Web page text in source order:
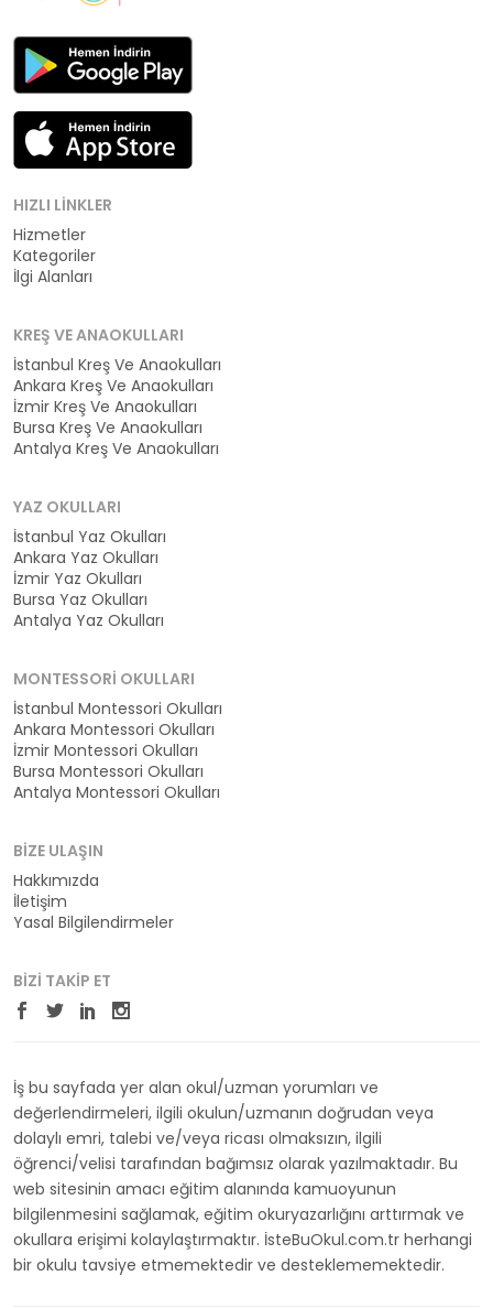
HIZLI LINKLER
Hizmetler
Kategoriler
İlgi Alanları
KREŞ VE ANAOKULLARI
İstanbul Kreş Ve Anaokulları
Ankara Kreş Ve Anaokulları
İzmir Kreş Ve Anaokulları
Bursa Kreş Ve Anaokulları
Antalya Kreş Ve Anaokulları
YAZ OKULLARI
İstanbul Yaz Okulları
Ankara Yaz Okulları
İzmir Yaz Okulları
Bursa Yaz Okulları
Antalya Yaz Okulları
MONTESSORI OKULLARI
İstanbul Montessori Okulları
Ankara Montessori Okulları
İzmir Montessori Okulları
Bursa Montessori Okulları
Antalya Montessori Okulları
BIZE ULAŞIN
Hakkımızda
İletişim
Yasal Bilgilendirmeler
BIZI TAKIP ET
İş bu sayfada yer alan okul/uzman yorumları ve
değerlendirmeleri, ilgili okulun/uzmanın doğrudan veya
dolaylı emri, talebi ve/veya ricası olmaksızın, ilgili
öğrenci/velisi tarafından bağımsız olarak yazılmaktadır. Bu
web sitesinin amacı eğitim alanında kamuoyunun
bilgilenmesini sağlamak, eğitim okuryazarlığını arttırmak ve
okullara erişimi kolaylaştırmaktır. İsteBuOkul.com.tr herhangi
bir okulu tavsiye etmemektedir ve desteklememektedir.